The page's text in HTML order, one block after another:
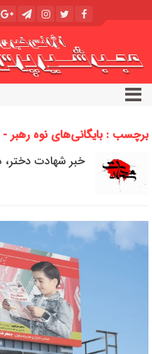
برچسب : بایگانی‌های نوه
خبر شهادت دختر،